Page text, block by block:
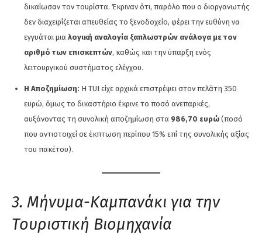
δικαίωσαν τον τουρίστα. Έκριναν ότι, παρόλο που ο διοργανωτής
δεν διαχειρίζεται απευθείας το ξενοδοχείο, φέρει την ευθύνη να
εγγυάται μια λογική αναλογία ξαπλωστρών ανάλογα με τον
αριθμό των επισκεπτών, καθώς και την ύπαρξη ενός
λειτουργικού συστήματος ελέγχου.
Η Αποζημίωση: Η TUI είχε αρχικά επιστρέψει στον πελάτη 350
ευρώ, όμως το δικαστήριο έκρινε το ποσό ανεπαρκές,
αυξάνοντας τη συνολική αποζημίωση στα 986,70 ευρώ (ποσό
που αντιστοιχεί σε έκπτωση περίπου 15% επί της συνολικής αξίας
του πακέτου).
3. Μήνυμα-Καμπανάκι για την
Τουριστική Βιομηχανία